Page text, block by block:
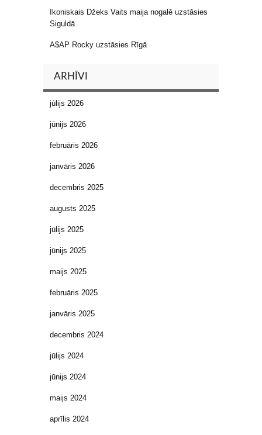
Ikoniskais Džeks Vaits maija nogalē uzstāsies
Siguldā
A$AP Rocky uzstāsies Rīgā
ARHĪVI
jūlijs 2026
jūnijs 2026
februāris 2026
janvāris 2026
decembris 2025
augusts 2025
jūlijs 2025
jūnijs 2025
maijs 2025
februāris 2025
janvāris 2025
decembris 2024
jūlijs 2024
jūnijs 2024
maijs 2024
aprīlis 2024